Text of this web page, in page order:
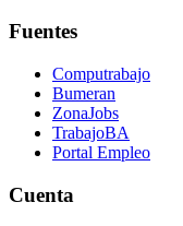
Fuentes
Computrabajo
Bumeran
ZonaJobs
TrabajoBA
Portal Empleo
Cuenta